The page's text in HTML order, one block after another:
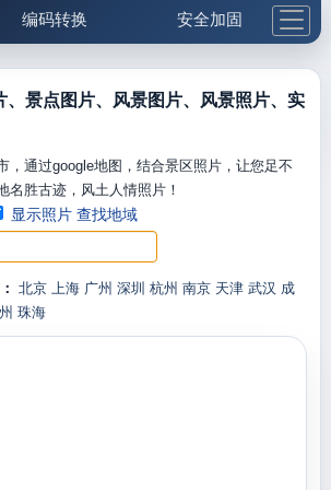
编码转换 安全加固
生活便民 更多工具
、景点图片、风景图片、风景照片、实
，通过google地图，结合景区照片，让您足不
名胜古迹，风土人情照片！
显示照片 查找地域
北京 上海 广州 深圳 杭州 南京 天津 武汉 成
珠海